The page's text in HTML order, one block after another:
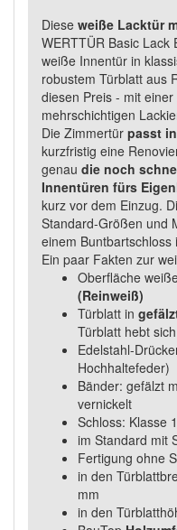
Diese weiße Lacktür
WERTTÜR Basic Lack
weiße Innentür in
robustem Türblatt aus
diesen Preis - mit
mehrschichtigen
Die Zimmertür passt
kurzfristig eine
genau die noch
Innentüren fürs
kurz vor dem Einzug.
Standard-Größen und
einem
Ein paar Fakten zur
Oberfläche
(Reinweiß)
Türblatt in
Türblatt hebt
Edelstahl-
Hochhaltefeder)
Bänder: gefälzt
vernickelt
Schloss: Klasse
im Standard mit
Fertigung ohne
in den
mm
in den